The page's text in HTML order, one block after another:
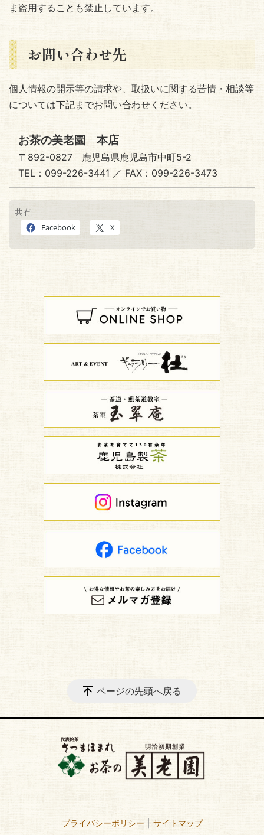
ま盗用することも禁止しています。
お問い合わせ先
個人情報の開示等の請求や、取扱いに関する苦情・相談等
については下記までお問い合わせください。
お茶の美老園 本店
〒892-0827 鹿児島県鹿児島市中町5-2
TEL：099-226-3441 ／ FAX：099-226-3473
共有:
Facebook X
ページの先頭へ戻る
プライバシーポリシー サイトマップ